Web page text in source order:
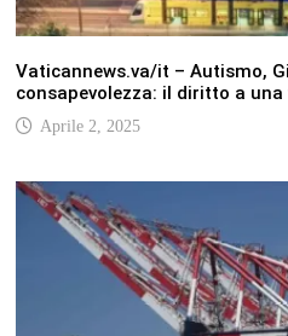
Vaticannews.va/it – Autismo,
consapevolezza: il diritto a
Aprile 2, 2025